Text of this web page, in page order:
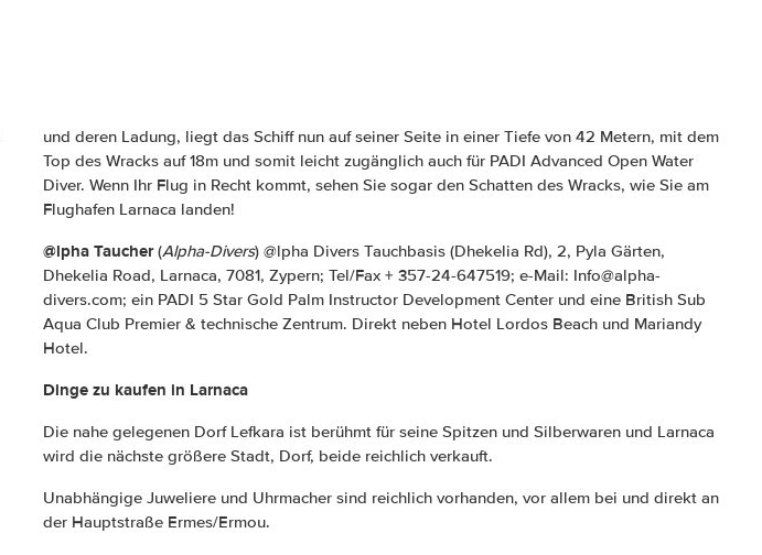
und deren Ladung, liegt das Schiff nun auf seiner Seite in einer Tiefe von 42 Metern, mit dem
Top des Wracks auf 18m und somit leicht zugänglich auch für PADI Advanced Open Water
Diver. Wenn Ihr Flug in Recht kommt, sehen Sie sogar den Schatten des Wracks, wie Sie am
Flughafen Larnaca landen!
@lpha Taucher(Alpha-Divers) @lpha Divers Tauchbasis (Dhekelia Rd), 2, Pyla Gärten,
Dhekelia Road, Larnaca, 7081, Zypern; Tel/Fax + 357-24-647519; e-Mail: Info@alpha-
divers.com; ein PADI 5 Star Gold Palm Instructor Development Center und eine British Sub
Aqua Club Premier & technische Zentrum. Direkt neben Hotel Lordos Beach und Mariandy
Hotel.
Dinge zu kaufen in Larnaca
Die nahe gelegenen Dorf Lefkara ist berühmt für seine Spitzen und Silberwaren und Larnaca
wird die nächste größere Stadt, Dorf, beide reichlich verkauft.
Unabhängige Juweliere und Uhrmacher sind reichlich vorhanden, vor allem bei und direkt an
der Hauptstraße Ermes/Ermou.